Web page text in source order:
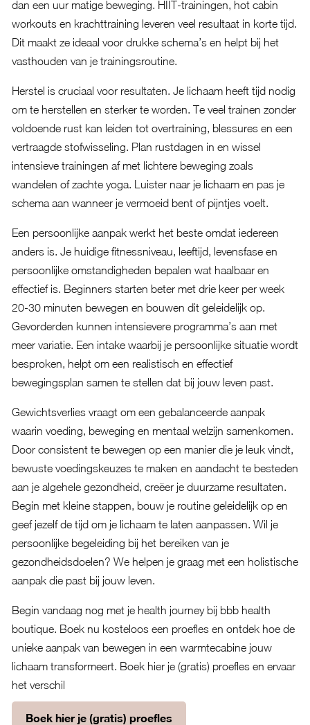
dan een uur matige beweging. HIIT-trainingen, hot cabin
workouts en krachttraining leveren veel resultaat in korte tijd.
Dit maakt ze ideaal voor drukke schema’s en helpt bij het
vasthouden van je trainingsroutine.
Herstel is cruciaal voor resultaten. Je lichaam heeft tijd nodig
om te herstellen en sterker te worden. Te veel trainen zonder
voldoende rust kan leiden tot overtraining, blessures en een
vertraagde stofwisseling. Plan rustdagen in en wissel
intensieve trainingen af met lichtere beweging zoals
wandelen of zachte yoga. Luister naar je lichaam en pas je
schema aan wanneer je vermoeid bent of pijntjes voelt.
Een persoonlijke aanpak werkt het beste omdat iedereen
anders is. Je huidige fitnessniveau, leeftijd, levensfase en
persoonlijke omstandigheden bepalen wat haalbaar en
effectief is. Beginners starten beter met drie keer per week
20-30 minuten bewegen en bouwen dit geleidelijk op.
Gevorderden kunnen intensievere programma’s aan met
meer variatie. Een intake waarbij je persoonlijke situatie wordt
besproken, helpt om een realistisch en effectief
bewegingsplan samen te stellen dat bij jouw leven past.
Gewichtsverlies vraagt om een gebalanceerde aanpak
waarin voeding, beweging en mentaal welzijn samenkomen.
Door consistent te bewegen op een manier die je leuk vindt,
bewuste voedingskeuzes te maken en aandacht te besteden
aan je algehele gezondheid, creëer je duurzame resultaten.
Begin met kleine stappen, bouw je routine geleidelijk op en
geef jezelf de tijd om je lichaam te laten aanpassen. Wil je
persoonlijke begeleiding bij het bereiken van je
gezondheidsdoelen? We helpen je graag met een holistische
aanpak die past bij jouw leven.
Begin vandaag nog met je health journey bij bbb health
boutique. Boek nu kosteloos een proefles en ontdek hoe de
unieke aanpak van bewegen in een warmtecabine jouw
lichaam transformeert. Boek hier je (gratis) proefles en ervaar
het verschil
Boek hier je (gratis) proefles